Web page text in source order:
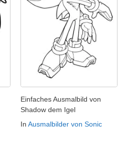
Einfaches Ausmalbild von
Shadow dem Igel
In Ausmalbilder von Sonic